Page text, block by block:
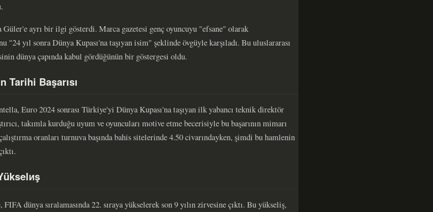
Güler'e ayrı bir ilgi gösterdi. Marca gazetesi genç oyuncuyu "efsane" olarak
"24 yıl sonra Dünya Kupası'na taşıyan isim" şeklinde övgüyle karşıladı. Bu uluslararası
dünya çapında kabul gördüğünün bir göstergesi oldu.
Tarihi Başarısı
Euro 2024 sonrası Türkiye'yi Dünya Kupası'na taşıyan ilk yabancı teknik direktör
takımla kurduğu uyum ve oyuncuları motive etme becerisiyle bu başarının mimarı
oranları turnuva başında bahis sitelerinde 4.50 civarındayken, şimdi bu hamlenin
FIFA dünya sıralamasında 22. sıraya yükselerek son 9 yılın zirvesine çıktı. Bu yükseliş,